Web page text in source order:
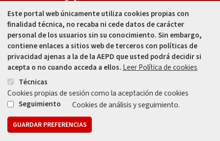
Capitulares, 1. 14002
Córdoba - España
957 49 99 00
957 47 80 50
EnlaceEnlace
Mapa web Aviso legal
Este portal web únicamente utiliza cookies propias con
finalidad técnica, no recaba ni cede datos de carácter
personal de los usuarios sin su conocimiento. Sin embargo,
contiene enlaces a sitios web de terceros con políticas de
privacidad ajenas a la de la AEPD que usted podrá decidir si
acepta o no cuando acceda a ellos. Leer Política de cookies
Técnicas
Cookies propias de sesión como la aceptación de cookies
Seguimiento
Cookies de análisis y seguimiento.
GUARDAR PREFERENCIAS